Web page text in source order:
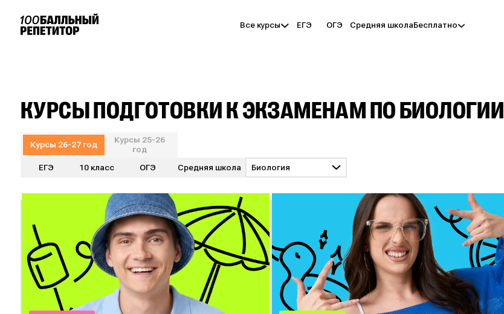
Все курсы ЕГЭ ОГЭ Средняя школаБесплатно
КУРСЫ ПОДГОТОВКИ К ЭКЗАМЕНАМ ПО БИОЛОГИИ
Курсы 26-27 год
Курсы 25-26
год
ЕГЭ 10 класс ОГЭ Средняя школа Биология